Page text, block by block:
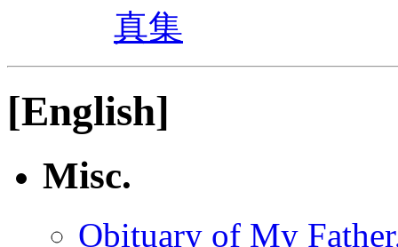
真集
[English]
Misc.
Obituary of My